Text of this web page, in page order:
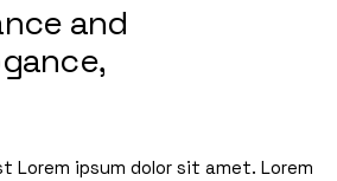
and
ipsum dolor sit amet. Lorem